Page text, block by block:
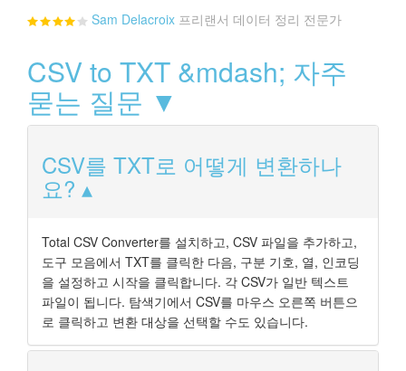
Sam Delacroix 프리랜서 데이터 정리 전문가
CSV to TXT &mdash; 자주
묻는 질문 ▼
CSV를 TXT로 어떻게 변환하나
요?
Total CSV Converter를 설치하고, CSV 파일을 추가하고,
도구 모음에서 TXT를 클릭한 다음, 구분 기호, 열, 인코딩
을 설정하고 시작을 클릭합니다. 각 CSV가 일반 텍스트
파일이 됩니다. 탐색기에서 CSV를 마우스 오른쪽 버튼으
로 클릭하고 변환 대상을 선택할 수도 있습니다.